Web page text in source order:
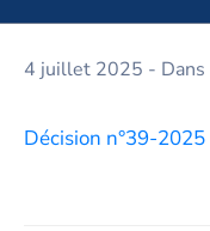
4 juillet 2025 - Dans
Décision n°39-2025